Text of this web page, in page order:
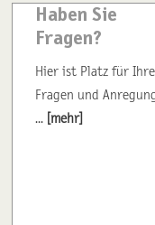
Haben Sie
Fragen?
Hier ist Platz für Ihre
Fragen und
... [mehr]